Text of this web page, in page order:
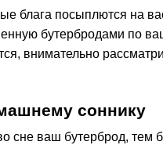
блага посыплются на
бутербродами по
внимательно
соннику
сне ваш бутерброд, тем